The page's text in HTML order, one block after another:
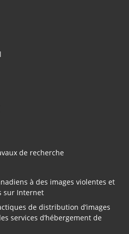
de recherche
à des images violentes et
sur Internet
de distribution d’images
services d’hébergement de